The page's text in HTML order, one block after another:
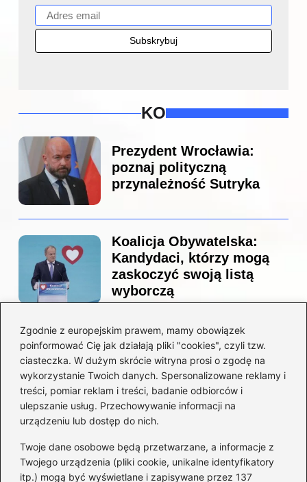
Zgodnie z europejskim prawem, mamy obowiązek
poinformować Cię jak działają pliki "cookies", czyli tzw.
ciasteczka. W dużym skrócie witryna prosi o zgodę na
wykorzystanie Twoich danych. Spersonalizowane reklamy i
treści, pomiar reklam i treści, badanie odbiorców i
ulepszanie usług. Przechowywanie informacji na
urządzeniu lub dostęp do nich.
Twoje dane osobowe będą przetwarzane, a informacje z
Twojego urządzenia (pliki cookie, unikalne identyfikatory
itp.) mogą być wyświetlane i zapisywane przez 137
KO
Prezydent Wrocławia:
poznaj polityczną
przynależność Sutryka
Koalicja Obywatelska:
Kandydaci, którzy mogą
zaskoczyć swoją listą
wyborczą
Co naprawdę sprzedał
Tusk? Zaskakujące kulisy
wyprzedaży spółek
państwowych
Borys Budka: odkryj kulisy
jego fascynującej kariery